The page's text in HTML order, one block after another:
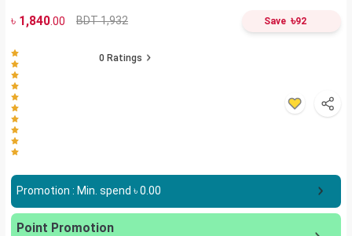
৳ 1,840.00 BDT 1,932 Save ৳92
0 Ratings
Promotion : Min. spend ৳0.00
Point Promotion